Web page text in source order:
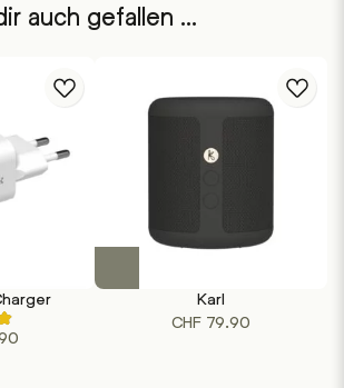
auch gefallen …
mehrere
Karl
CHF 79.90